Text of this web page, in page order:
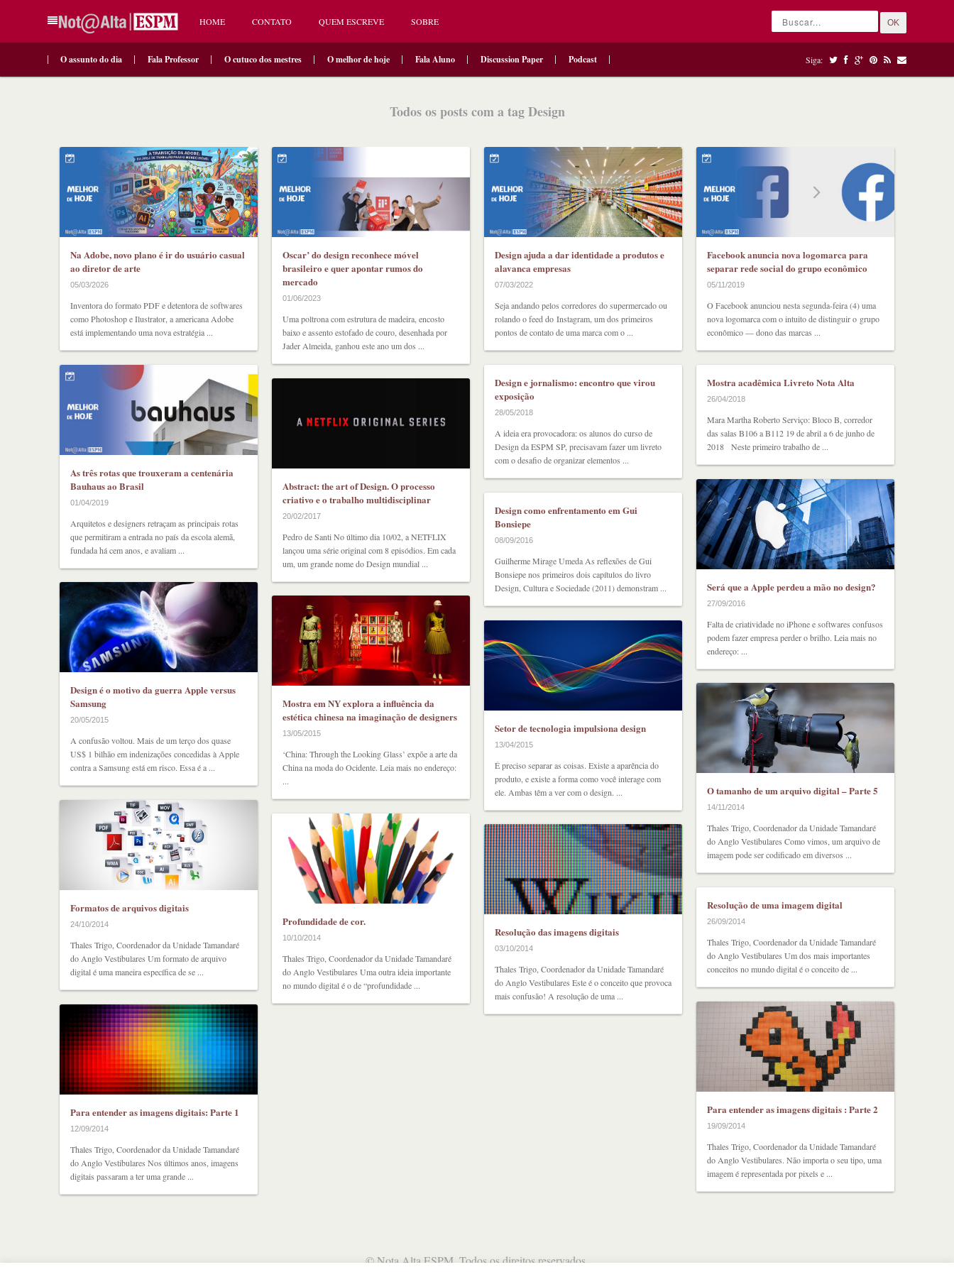
HOME CONTATO QUEM ESCREVE SOBRE OK
O assunto do dia Fala Professor O cutuco dos mestres O melhor de hoje Fala Aluno Discussion Paper Podcast Siga:
Todos os posts com a tag Design
Na Adobe, novo plano é ir do usuário casual
ao diretor de arte
05/03/2026
Inventora do formato PDF e detentora de softwares
como Photoshop e Ilustrator, a americana Adobe
está implementando uma nova estratégia ...
Oscar’ do design reconhece móvel
brasileiro e quer apontar rumos do
mercado
01/06/2023
Uma poltrona com estrutura de madeira, encosto
baixo e assento estofado de couro, desenhada por
Jader Almeida, ganhou este ano um dos ...
Design ajuda a dar identidade a produtos e
alavanca empresas
07/03/2022
Seja andando pelos corredores do supermercado ou
rolando o feed do Instagram, um dos primeiros
pontos de contato de uma marca com o ...
Facebook anuncia nova logomarca para
separar rede social do grupo econômico
05/11/2019
O Facebook anunciou nesta segunda-feira (4) uma
nova logomarca com o intuito de distinguir o grupo
econômico — dono das marcas ...
As três rotas que trouxeram a centenária
Bauhaus ao Brasil
01/04/2019
Arquitetos e designers retraçam as principais rotas
que permitiram a entrada no país da escola alemã,
fundada há cem anos, e avaliam ...
Design e jornalismo: encontro que virou
exposição
28/05/2018
A ideia era provocadora: os alunos do curso de
Design da ESPM SP, precisavam fazer um livreto
com o desafio de organizar elementos ...
Mostra acadêmica Livreto Nota Alta
26/04/2018
Mara Martha Roberto Serviço: Bloco B, corredor
das salas B106 a B112 19 de abril a 6 de junho de
2018 Neste primeiro trabalho de ...
Abstract: the art of Design. O processo
criativo e o trabalho multidisciplinar
20/02/2017
Pedro de Santi No último dia 10/02, a NETFLIX
lançou uma série original com 8 episódios. Em cada
um, um grande nome do Design mundial ...
Será que a Apple perdeu a mão no design?
27/09/2016
Falta de criatividade no iPhone e softwares confusos
podem fazer empresa perder o brilho. Leia mais no
endereço: ...
Design como enfrentamento em Gui
Bonsiepe
08/09/2016
Guilherme Mirage Umeda As reflexões de Gui
Bonsiepe nos primeiros dois capítulos do livro
Design, Cultura e Sociedade (2011) demonstram ...
Design é o motivo da guerra Apple versus
Samsung
20/05/2015
A confusão voltou. Mais de um terço dos quase
US$ 1 bilhão em indenizações concedidas à Apple
contra a Samsung está em risco. Essa é a ...
Mostra em NY explora a influência da
estética chinesa na imaginação de designers
13/05/2015
‘China: Through the Looking Glass’ expõe a arte da
China na moda do Ocidente. Leia mais no endereço:
...
Setor de tecnologia impulsiona design
13/04/2015
É preciso separar as coisas. Existe a aparência do
produto, e existe a forma como você interage com
ele. Ambas têm a ver com o design. ...
O tamanho de um arquivo digital – Parte 5
14/11/2014
Thales Trigo, Coordenador da Unidade Tamandaré
do Anglo Vestibulares Como vimos, um arquivo de
imagem pode ser codificado em diversos ...
Formatos de arquivos digitais
24/10/2014
Thales Trigo, Coordenador da Unidade Tamandaré
do Anglo Vestibulares Um formato de arquivo
digital é uma maneira específica de se ...
Profundidade de cor.
10/10/2014
Thales Trigo, Coordenador da Unidade Tamandaré
do Anglo Vestibulares Uma outra ideia importante
no mundo digital é o de “profundidade ...
Resolução das imagens digitais
03/10/2014
Thales Trigo, Coordenador da Unidade Tamandaré
do Anglo Vestibulares Este é o conceito que provoca
mais confusão! A resolução de uma ...
Resolução de uma imagem digital
26/09/2014
Thales Trigo, Coordenador da Unidade Tamandaré
do Anglo Vestibulares Um dos mais importantes
conceitos no mundo digital é o conceito de ...
Para entender as imagens digitais : Parte 2
19/09/2014
Thales Trigo, Coordenador da Unidade Tamandaré
do Anglo Vestibulares. Não importa o seu tipo, uma
imagem é representada por pixels e ...
Para entender as imagens digitais: Parte 1
12/09/2014
Thales Trigo, Coordenador da Unidade Tamandaré
do Anglo Vestibulares Nos últimos anos, imagens
digitais passaram a ter uma grande ...
©Nota Alta ESPM. Todos os direitos reservados.